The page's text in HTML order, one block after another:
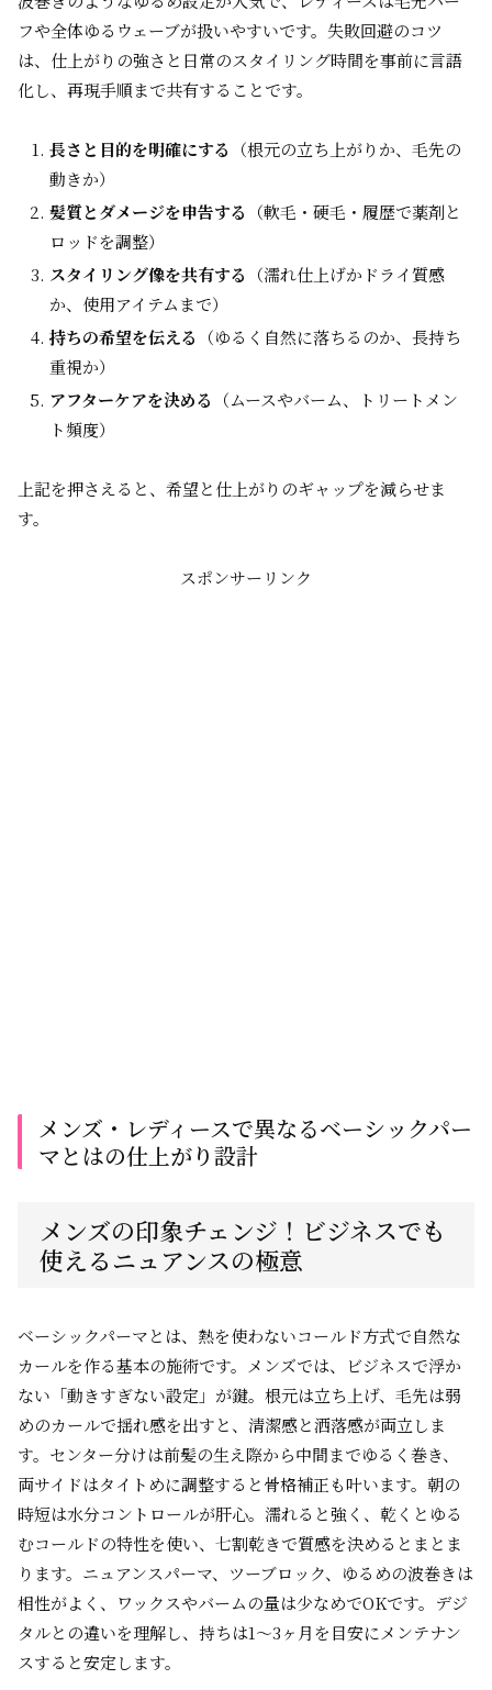
フや全体ゆるウェーブが扱いやすいです。失敗回避のコツ
は、仕上がりの強さと日常のスタイリング時間を事前に言語
化し、再現手順まで共有することです。
長さと目的を明確にする
（根元の立ち上がりか、毛先の
動きか）
髪質とダメージを申告する
（軟毛・硬毛・履歴で薬剤と
ロッドを調整）
スタイリング像を共有する
（濡れ仕上げかドライ質感
か、使用アイテムまで）
持ちの希望を伝える
（ゆるく自然に落ちるのか、長持ち
重視か）
アフターケアを決める
（ムースやバーム、トリートメン
ト頻度）
上記を押さえると、希望と仕上がりのギャップを減らせま
す。
スポンサーリンク
メンズ・レディースで異なるベーシックパー
マとはの仕上がり設計
メンズの印象チェンジ！ビジネスでも
使えるニュアンスの極意
ベーシックパーマとは、熱を使わないコールド方式で自然な
カールを作る基本の施術です。メンズでは、ビジネスで浮か
ない「動きすぎない設定」が鍵。根元は立ち上げ、毛先は弱
めのカールで揺れ感を出すと、清潔感と洒落感が両立しま
す。センター分けは前髪の生え際から中間までゆるく巻き、
両サイドはタイトめに調整すると骨格補正も叶います。朝の
時短は水分コントロールが肝心。濡れると強く、乾くとゆる
むコールドの特性を使い、七割乾きで質感を決めるとまとま
ります。ニュアンスパーマ、ツーブロック、ゆるめの波巻きは
相性がよく、ワックスやバームの量は少なめでOKです。デジ
タルとの違いを理解し、持ちは1〜3ヶ月を目安にメンテナン
スすると安定します。